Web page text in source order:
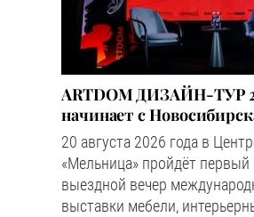
ARTDOM ДИЗАЙН-ТУР
начинает с
20 августа 2026 года в
«Мельница» пройдёт первый
выездной вечер
выставки мебели,